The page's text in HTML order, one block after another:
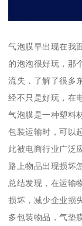
气泡膜早出现在我
的泡泡很好玩，那
流失，了解了很多
经不只是好玩，在
气泡膜是一种塑料
包装运输时，可以
此被电商行业广泛
路上物品出现损坏
总结发现，在运输
损坏，减少企业损
多包装物品，气垫